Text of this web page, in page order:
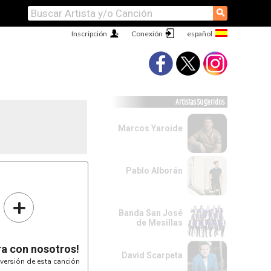
⚲
Conexión
Inscripción
|
|
|
|
|
|
|
|
|
|
+
con nosotros!
de esta canción
Artistas Sugeridos
Marcos Yaroide
Pablo Alborán
Banda San José
de Mesillas
David Scarpeta